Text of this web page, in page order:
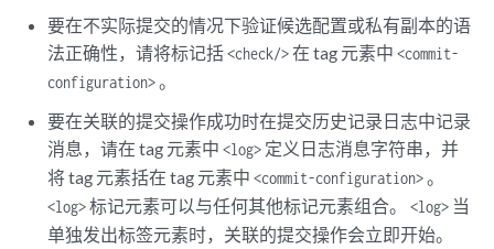
<commit-configuration>
        <synchronize/>
        <log>
log-message
</commit-configuration>
<commit-configuration>
        <synchronize/>
        <confirmed/>
        <confirm-timeout>
rollback-delay</confirm-timeout>
要在不实际提交的情况下验证候选配置或私有副本的语
法正确性，请将标记括<check/>在 tag 元素中<commit-
configuration>。
要在关联的提交操作成功时在提交历史记录日志中记录
消息，请在 tag 元素中<log> 定义日志消息字符串，并
将 tag 元素括在 tag 元素中<commit-configuration>。
<log>标记元素可以与任何其他标记元素组合。<log> 当
单独发出标签元素时，关联的提交操作会立即开始。